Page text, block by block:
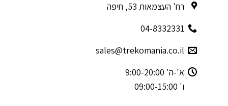
רח' העצמאות 53, חיפה
04-8332331
sales@trekomania.co.il
א'-ה' 9:00-20:00
ו' 09:00-15:00